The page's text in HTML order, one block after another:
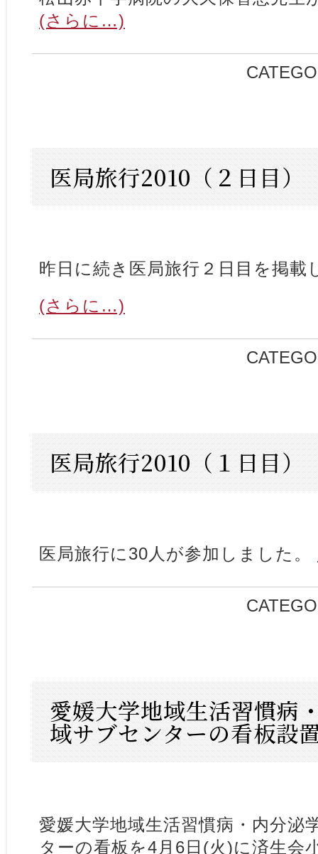
(さらに…)
医局旅行2010（２日目）
昨日に続き医局旅行２日目を掲載
(さらに…)
医局旅行2010（１日目）
医局旅行に30人が参加しました。
愛媛大学地域生活習慣病
域サブセンターの看板設
愛媛大学地域生活習慣病・内分泌
ターの看板を4月6日(火)に済生会